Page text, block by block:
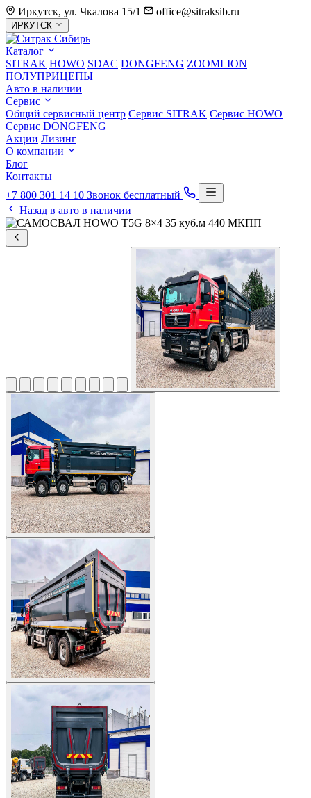
Иркутск, ул. Чкалова 15/1
office@sitraksib.ru
Выбор
города
ИРКУТСК
Каталог
SITRAK HOWO SDAC DONGFENG ZOOMLION
ПОЛУПРИЦЕПЫ
Авто в наличии
Сервис
Общий сервисный центр Сервис SITRAK Сервис HOWO
Сервис DONGFENG
Акции Лизинг
О компании
Блог
Контакты
+7 800 301 14 10 Звонок бесплатный
Назад в авто в наличии